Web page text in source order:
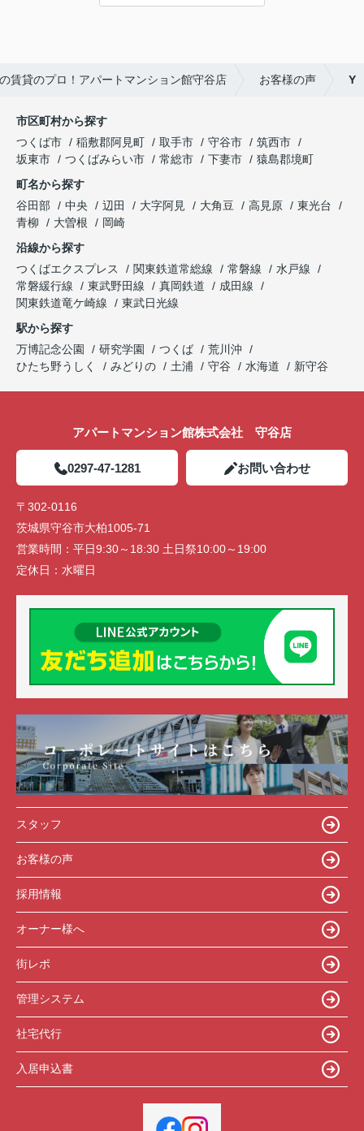
賃貸のプロ！アパートマンション館守谷店 お客様の声 Y
市区町村から探す
つくば市
稲敷郡阿見町 取手市 守谷市
筑西市
坂東市
つくばみらい市 常総市 下妻市
猿島郡境町
町名から探す
谷田部
中央 辺田 大字阿見 大角豆 高見原
東光台
青柳
大曽根
岡崎
沿線から探す
つくばエクスプレス
関東鉄道常総線 常磐線
水戸線
常磐緩行線
東武野田線 真岡鉄道
成田線
関東鉄道竜ケ崎線
東武日光線
駅から探す
万博記念公園
研究学園 つくば
荒川沖
ひたち野うしく
みどりの 土浦 守谷 水海道 新守谷
アパートマンション館株式会社 守谷店
0297-47-1281 お問い合わせ
〒302-0116
茨城県守谷市大柏1005-71
営業時間： 平日9:30～18:30 土日祭10:00～19:00
定休日： 水曜日
スタッフ
お客様の声
採用情報
オーナー様へ
街レポ
管理システム
社宅代行
入居申込書